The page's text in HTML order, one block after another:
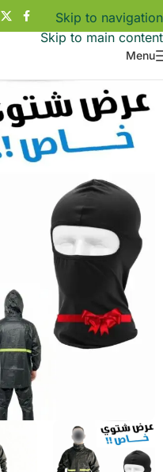
Skip to navigation
Skip to main content
Menu